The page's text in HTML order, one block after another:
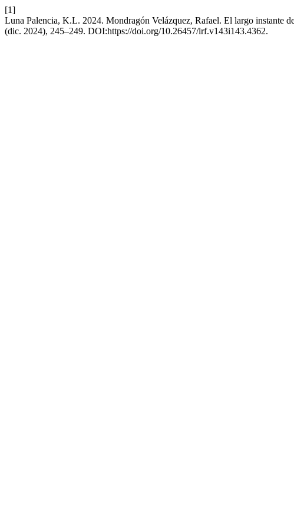
[1]
Luna Palencia, K.L. 2024. Mondragón Velázquez, Rafael. El largo instante
(dic. 2024), 245–249. DOI:https://doi.org/10.26457/lrf.v143i143.4362.